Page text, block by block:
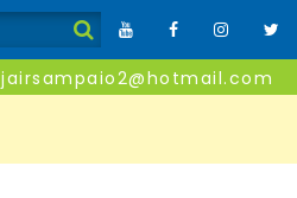
jairsampaio2@hotmail.com